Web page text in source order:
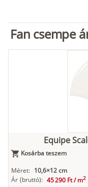
Fan csempe
Equipe
Kosárba teszem
Méret: 10,6×12 cm
Ár (bruttó): 45 290 Ft /m2